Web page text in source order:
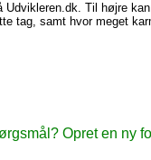
Udvikleren.dk. Til højre
tag, samt hvor meget
Opret en ny